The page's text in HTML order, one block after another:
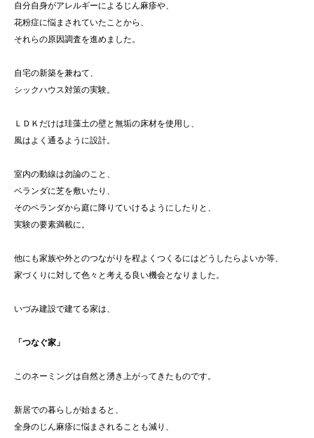
自分自身がアレルギーによるじん麻疹や、
花粉症に悩まされていたことから、
それらの原因調査を進めました。
自宅の新築を兼ねて、
シックハウス対策の実験。
ＬＤＫだけは珪藻土の壁と無垢の床材を使用し、
風はよく通るように設計。
室内の動線は勿論のこと、
ベランダに芝を敷いたり、
そのベランダから庭に降りていけるようにしたりと、
実験の要素満載に。
他にも家族や外とのつながりを程よくつくるにはどうしたらよいか等、
家づくりに対して色々と考える良い機会となりました。
いづみ建設で建てる家は、
「つなぐ家」
このネーミングは自然と湧き上がってきたものです。
新居での暮らしが始まると、
全身のじん麻疹に悩まされることも減り、